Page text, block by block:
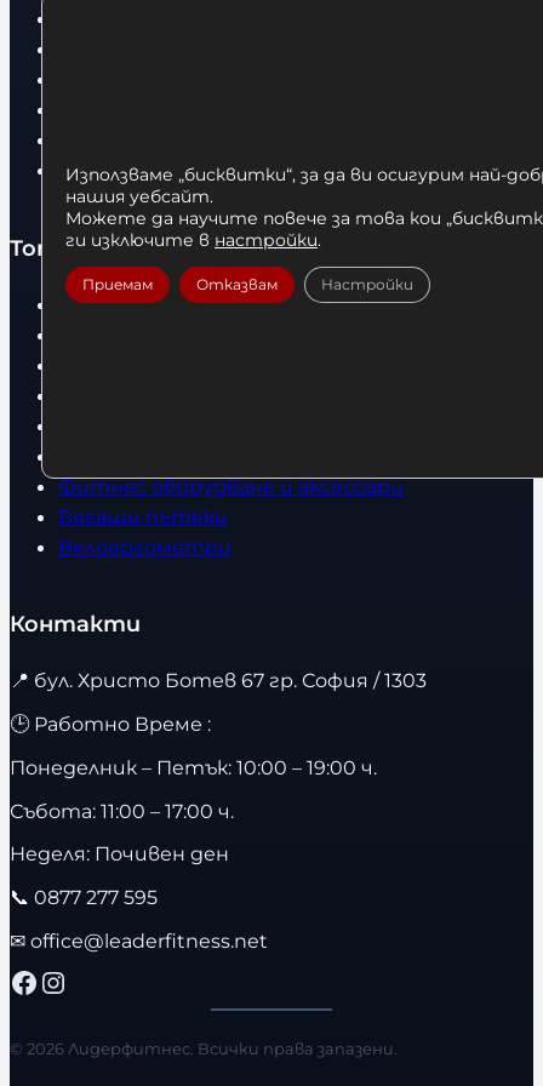
Статии
Топ категории
Бокс
Фитнес оборудване и аксесоари
Бягащи пътеки
Велоергометри
Контакти
📍 бул. Христо Ботев 67 гр. София / 1303
🕒 Работно Време :
Понеделник – Петък: 10:00 – 19:00 ч.
Събота: 11:00 – 17:00 ч.
Неделя: Почивен ден
📞 0877 277 595
✉ office@leaderfitness.net
Facebook Instagram
© 2026 Лидерфитнес. Всички права запазени.
Използваме „бисквитки“, за да ви осигурим най-
нашия уебсайт.
Можете да научите повече за това кои
ги изключите в настройки.
Приемам Отказвам Настройки